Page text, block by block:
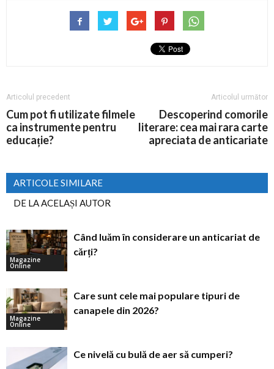
Articolul precedent
Cum pot fi utilizate filmele
ca instrumente pentru
educație?
Articolul următor
Descoperind comorile
literare: cea mai rara carte
apreciata de anticariate
ARTICOLE SIMILARE
DE LA ACELAȘI AUTOR
Magazine
Online
Când luăm în considerare un anticariat de
cărți?
Magazine
Online
Care sunt cele mai populare tipuri de
canapele din 2026?
Ce nivelă cu bulă de aer să cumperi?